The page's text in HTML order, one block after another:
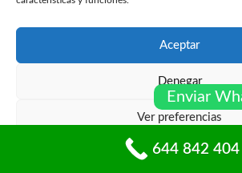
Aceptar
Denegar
Ver preferencias
Política de cookiesPolíticas de
sino que también garantiza que la
Sostenibilidad en el diseño
La sostenibilidad se ha convertido
en el diseño y fabricación de puertas
un enfoque creciente en la
muchos fabricantes están adoptando
sostenibles en la producción de
Enviar
644 842 404